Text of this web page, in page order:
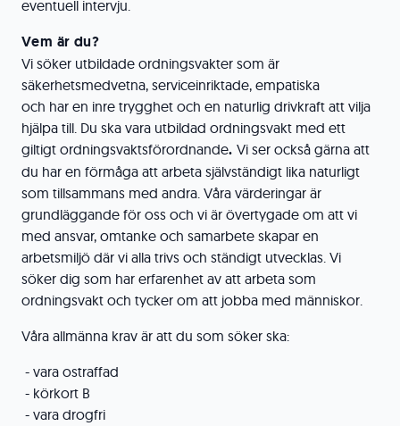
eventuell intervju.
Vem är du?
Vi söker utbildade ordningsvakter som är
säkerhetsmedvetna, serviceinriktade, empatiska
och har en inre trygghet och en naturlig drivkraft att vilja
hjälpa till. Du ska vara utbildad ordningsvakt med ett
giltigt ordningsvaktsförordnande. Vi ser också gärna att
du har en förmåga att arbeta självständigt lika naturligt
som tillsammans med andra. Våra värderingar är
grundläggande för oss och vi är övertygade om att vi
med ansvar, omtanke och samarbete skapar en
arbetsmiljö där vi alla trivs och ständigt utvecklas. Vi
söker dig som har erfarenhet av att arbeta som
ordningsvakt och tycker om att jobba med människor.
Våra allmänna krav är att du som söker ska:
- vara ostraffad
- körkort B
- vara drogfri